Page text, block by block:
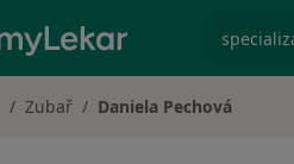
Zubař Daniela Pechová